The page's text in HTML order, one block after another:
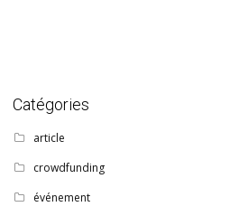
Catégories
article
crowdfunding
événement